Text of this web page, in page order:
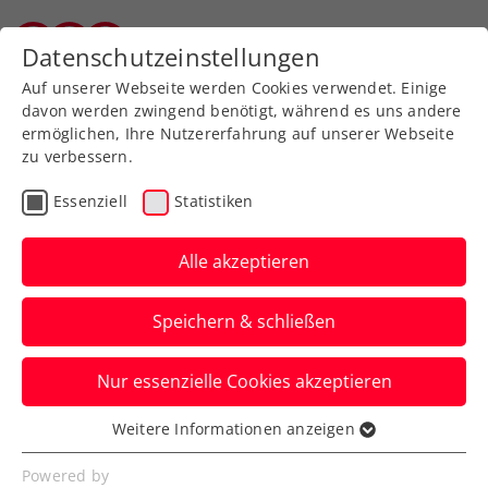
Zurück zur Newsübersicht
Turniere
Generali Open Kitzbühel:
Kopp gelingt
Überraschungssieg in der
Qualifikation
Das ÖTV-Ass eliminiert bei seinem ATP-
Heimturnier den Ex-Finalisten Albert
Ramos-Vinolas.
Datenschutzeinstellungen
Auf unserer Webseite werden Cookies verwendet. Einige
davon werden zwingend benötigt, während es uns andere
ermöglichen, Ihre Nutzererfahrung auf unserer Webseite
zu verbessern.
Essenziell Statistiken
Alle akzeptieren
Speichern & schließen
Nur essenzielle Cookies akzeptieren
Essenziell
Essenzielle Cookies werden für grundlegende
Weitere Informationen anzeigen
Powered by